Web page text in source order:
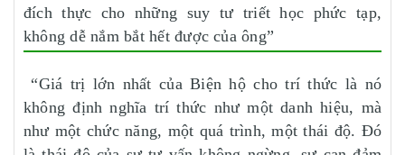
đích thực cho những suy tư triết học phức tạp,
không dễ nắm bắt hết được của ông”
“Giá trị lớn nhất của Biện hộ cho trí thức là nó
không định nghĩa trí thức như một danh hiệu, mà
như một chức năng, một quá trình, một thái độ. Đó